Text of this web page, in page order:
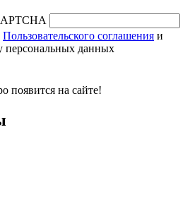
Пользовательского соглашения и
персональных данных
появится на сайте!